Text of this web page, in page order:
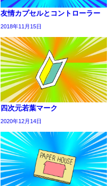
友情カプセルとコントローラー
2018年11月15日
四次元若葉マーク
2020年12月14日